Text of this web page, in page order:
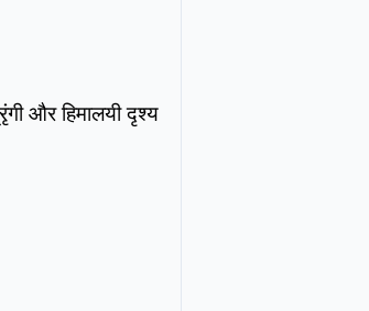
और हिमालयी दृश्य